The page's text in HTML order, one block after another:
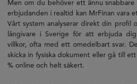
Men om du behöver ett ännu
erbjudanden i realtid kan MrFinan vara
Vårt system analyserar direkt din profil
långivare i Sverige för att erbjuda
villkor, ofta med ett omedelbart svar.
skicka in fysiska dokument eller gå till
% online och helt säkert.